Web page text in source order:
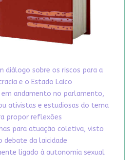
diálogo sobre os riscos para a
e o Estado Laico
andamento no parlamento,
ativistas e estudiosas do tema
propor reflexões
para atuação coletiva, visto
debate da laicidade
ligado à autonomia sexual